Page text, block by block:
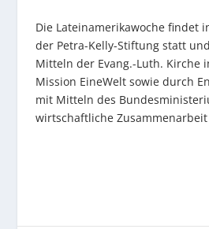
Die Lateinamerikawoche findet
der Petra-Kelly-Stiftung statt
Mitteln der Evang.-Luth. Kirche
Mission EineWelt sowie durch
mit Mitteln des
wirtschaftliche